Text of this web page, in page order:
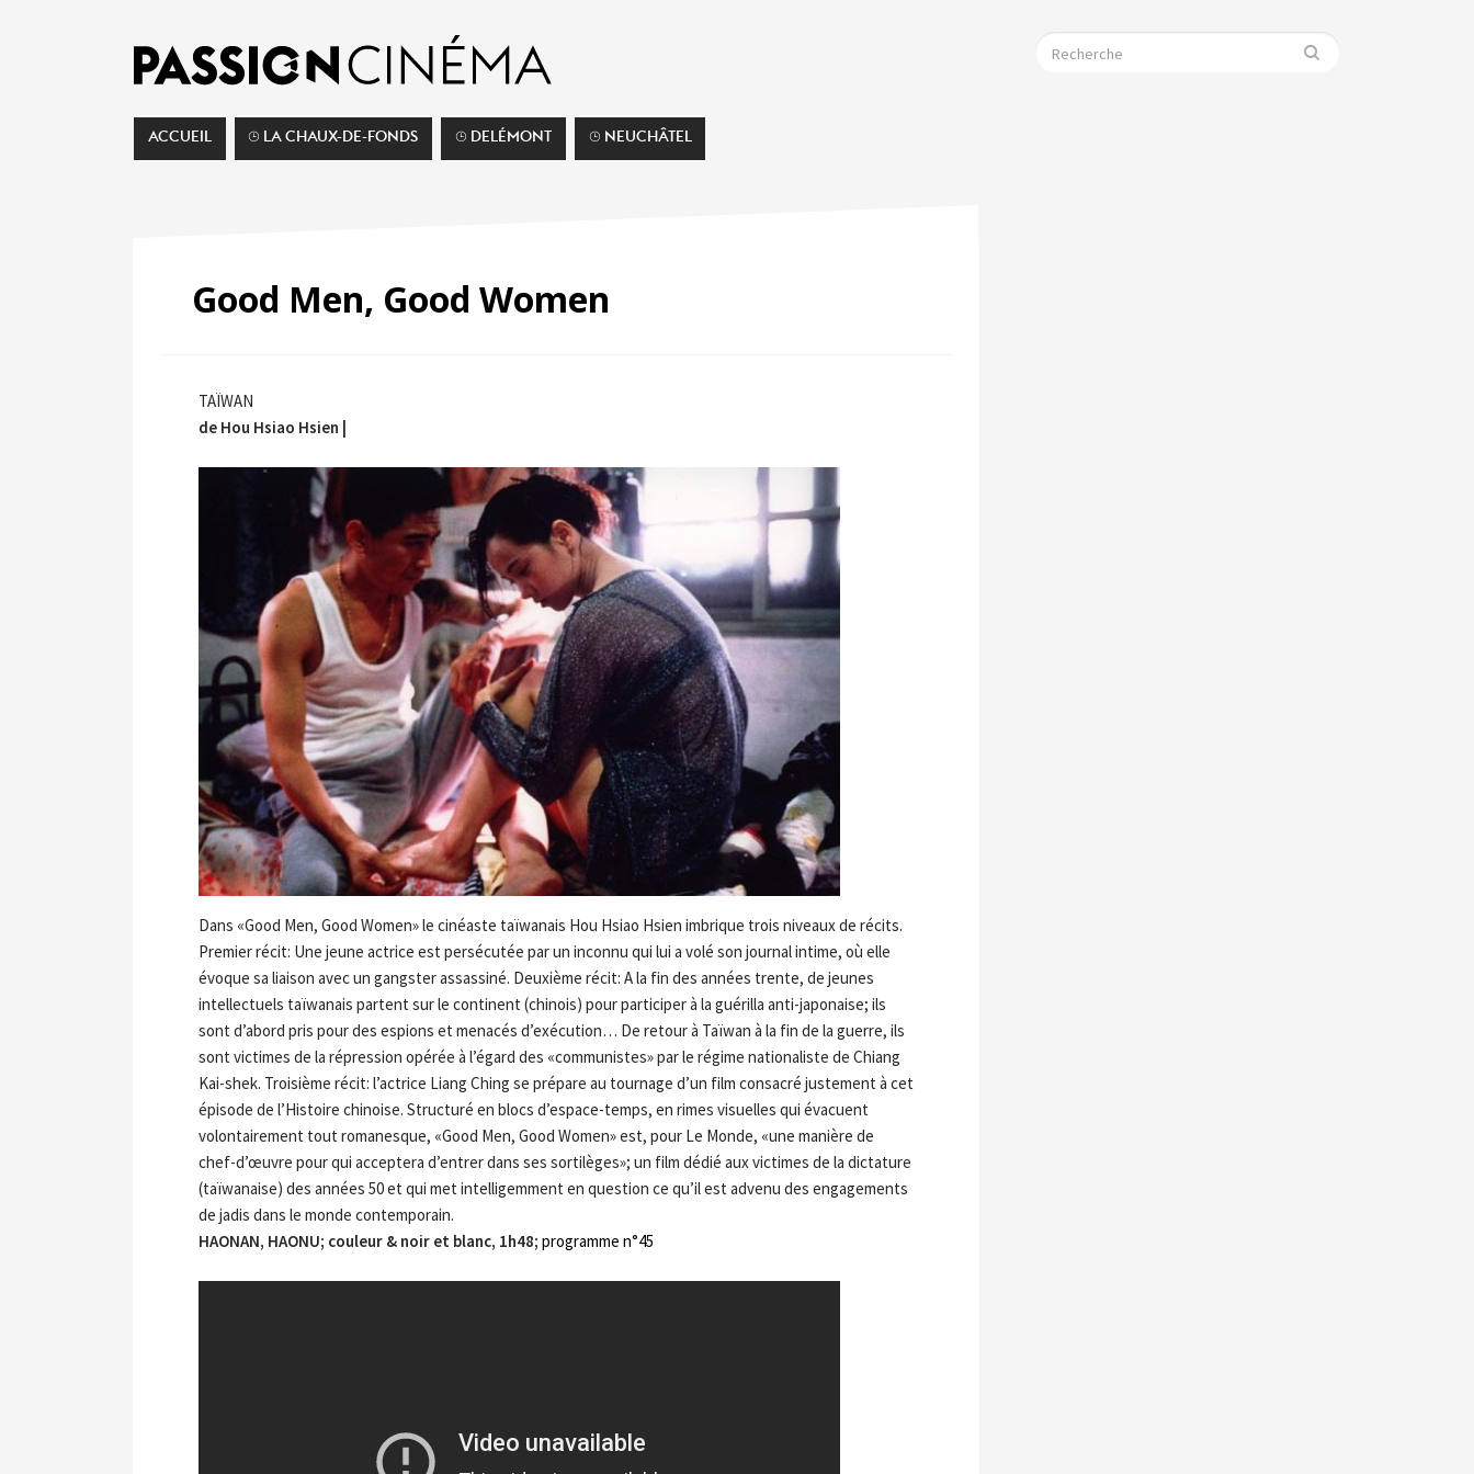
ACCUEIL ⌚︎ LA CHAUX-DE-FONDS ⌚︎ DELÉMONT ⌚︎ NEUCHÂTEL
Good Men, Good Women
TAÏWAN
de Hou Hsiao Hsien |
Dans «Good Men, Good Women» le cinéaste taïwanais Hou Hsiao Hsien imbrique trois niveaux de récits.
Premier récit: Une jeune actrice est persécutée par un inconnu qui lui a volé son journal intime, où elle
évoque sa liaison avec un gangster assassiné. Deuxième récit: A la fin des années trente, de jeunes
intellectuels taïwanais partent sur le continent (chinois) pour participer à la guérilla anti-japonaise; ils
sont d’abord pris pour des espions et menacés d’exécution… De retour à Taïwan à la fin de la guerre, ils
sont victimes de la répression opérée à l’égard des «communistes» par le régime nationaliste de Chiang
Kai-shek. Troisième récit: l’actrice Liang Ching se prépare au tournage d’un film consacré justement à cet
épisode de l’Histoire chinoise. Structuré en blocs d’espace-temps, en rimes visuelles qui évacuent
volontairement tout romanesque, «Good Men, Good Women» est, pour Le Monde, «une manière de
chef-d’œuvre pour qui acceptera d’entrer dans ses sortilèges»; un film dédié aux victimes de la dictature
(taïwanaise) des années 50 et qui met intelligemment en question ce qu’il est advenu des engagements
de jadis dans le monde contemporain.
HAONAN, HAONU; couleur & noir et blanc, 1h48; programme n°45